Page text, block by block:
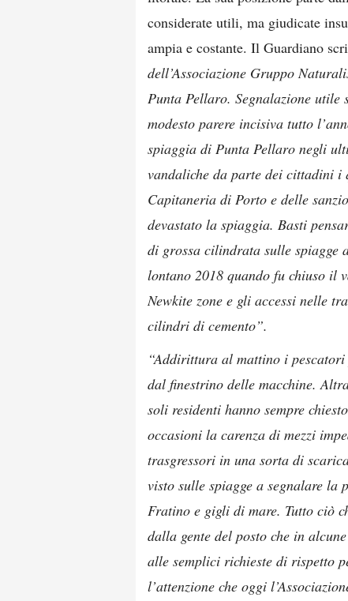
considerate utili, ma giudicate
ampia e costante. Il Guardiano
dell’Associazione Gruppo
Punta Pellaro. Segnalazione utile
modesto parere incisiva tutto
spiaggia di Punta Pellaro negli
vandaliche da parte dei cittadini
Capitaneria di Porto e delle
devastato la spiaggia. Basti
di grossa cilindrata sulle spiagge
lontano 2018 quando fu chiuso il
Newkite zone e gli accessi nelle
cilindri di cemento”.
“Addirittura al mattino i
dal finestrino delle macchine.
soli residenti hanno sempre
occasioni la carenza di mezzi
trasgressori in una sorta di
visto sulle spiagge a segnalare la
Fratino e gigli di mare. Tutto ciò
dalla gente del posto che in
alle semplici richieste di rispetto
l’attenzione che oggi